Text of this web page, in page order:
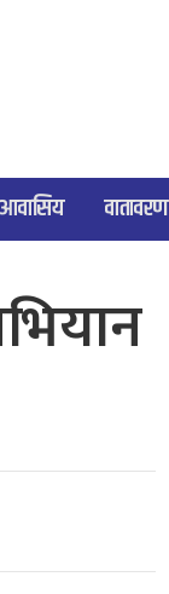
वातावरण